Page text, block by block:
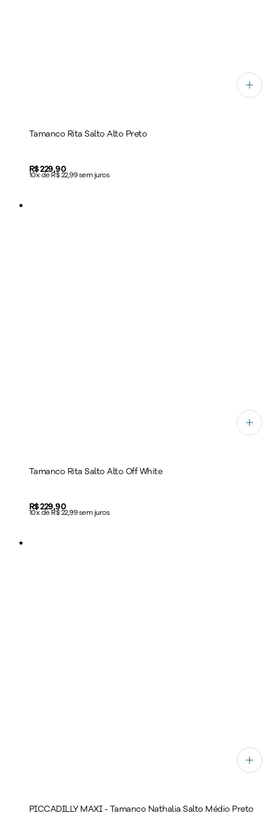
Tamanco Rita Salto Alto Preto
Price:
R$ 229,90
10x de R$ 22,99 sem juros
Tamanco Rita Salto Alto Off White
Price:
R$ 229,90
10x de R$ 22,99 sem juros
PICCADILLY MAXI - Tamanco Nathalia Salto Médio Preto